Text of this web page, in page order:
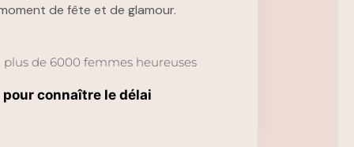
de fête et de glamour.
plus de 6000 femmes heureuses
connaître le délai